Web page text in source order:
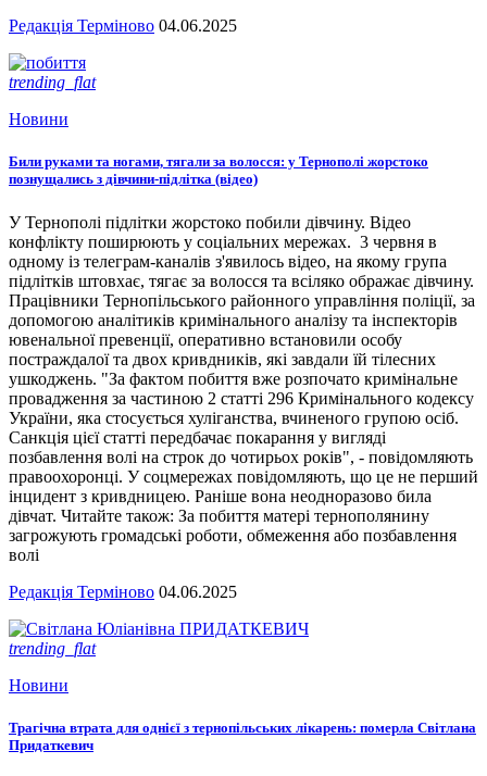
Редакція Терміново 04.06.2025
trending_flat
Новини
Били руками та ногами, тягали за волосся: у Тернополі жорстоко
познущались з дівчини-підлітка (відео)
У Тернополі підлітки жорстоко побили дівчину. Відео
конфлікту поширюють у соціальних мережах. 3 червня в
одному із телеграм-каналів з'явилось відео, на якому група
підлітків штовхає, тягає за волосся та всіляко ображає дівчину.
Працівники Тернопільського районного управління поліції, за
допомогою аналітиків кримінального аналізу та інспекторів
ювенальної превенції, оперативно встановили особу
постраждалої та двох кривдників, які завдали їй тілесних
ушкоджень. "За фактом побиття вже розпочато кримінальне
провадження за частиною 2 статті 296 Кримінального кодексу
України, яка стосується хуліганства, вчиненого групою осіб.
Санкція цієї статті передбачає покарання у вигляді
позбавлення волі на строк до чотирьох років", - повідомляють
правоохоронці. У соцмережах повідомляють, що це не перший
інцидент з кривдницею. Раніше вона неодноразово била
дівчат. Читайте також: За побиття матері тернополянину
загрожують громадські роботи, обмеження або позбавлення
волі
Редакція Терміново 04.06.2025
trending_flat
Новини
Трагічна втрата для однієї з тернопільських лікарень: померла Світлана
Придаткевич